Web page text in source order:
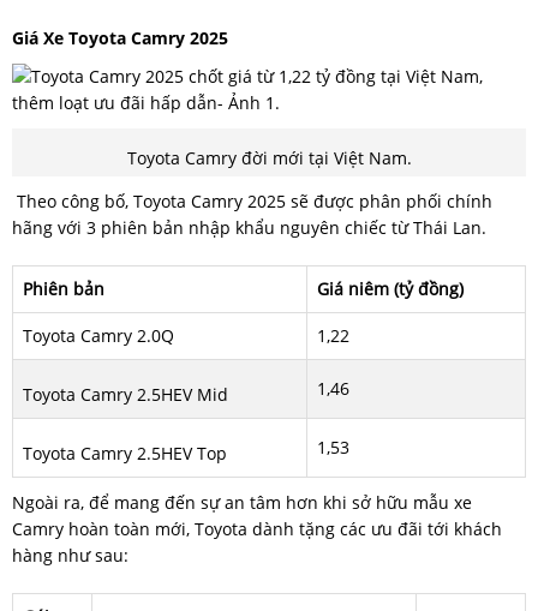
Giá Xe Toyota Camry 2025
Toyota Camry đời mới tại Việt Nam.
Theo công bố, Toyota Camry 2025 sẽ được phân phối chính
hãng với 3 phiên bản nhập khẩu nguyên chiếc từ Thái Lan.
Phiên bản Giá niêm (tỷ đồng)
Toyota Camry 2.0Q 1,22
Toyota Camry 2.5HEV Mid 1,46
Toyota Camry 2.5HEV Top 1,53
Ngoài ra, để mang đến sự an tâm hơn khi sở hữu mẫu xe
Camry hoàn toàn mới, Toyota dành tặng các ưu đãi tới khách
hàng như sau: